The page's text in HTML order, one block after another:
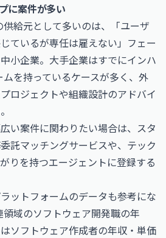
に案件が多い
給元として多いのは、「ユーザ
ているが専任は雇えない」フェー
小企業。大手企業はすでにインハ
を持っているケースが多く、外
ロジェクトや組織設計のアドバイ
い案件に関わりたい場合は、スタ
託マッチングサービスや、テック
りを持つエージェントに登録する
ットフォームのデータも参考にな
域のソフトウェア開発職の年
ソフトウェア作成者の年収・単価